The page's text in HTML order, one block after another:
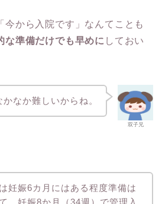
今から入院です」なんてことも
な準備だけでも早めに しておい
双子兄
なか難しいからね。
妊娠6カ月にはある程度準備は
、妊娠8か月（34週）で管理入